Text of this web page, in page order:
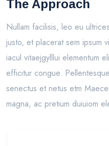
The Approach
Nullam facilisis, leo eu
justo, et placerat sem ipsum
iacul vitaejgylllui elementum
efficitur congue.
senectus et netus etm
magna, ac pretium duiuiom